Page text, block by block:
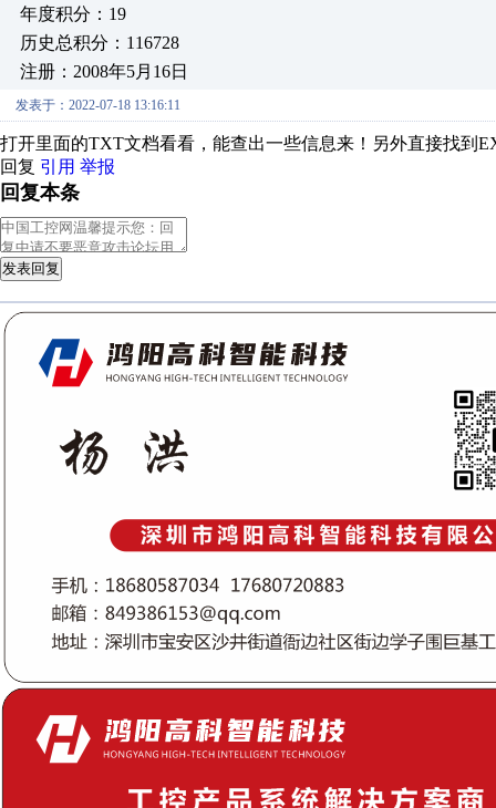
年度积分：19
历史总积分：116728
注册：2008年5月16日
发表于：2022-07-18 13:16:11
打开里面的TXT文档看看，能查出一些信息来！另外直接找到
回复 引用 举报
回复本条
发表回复